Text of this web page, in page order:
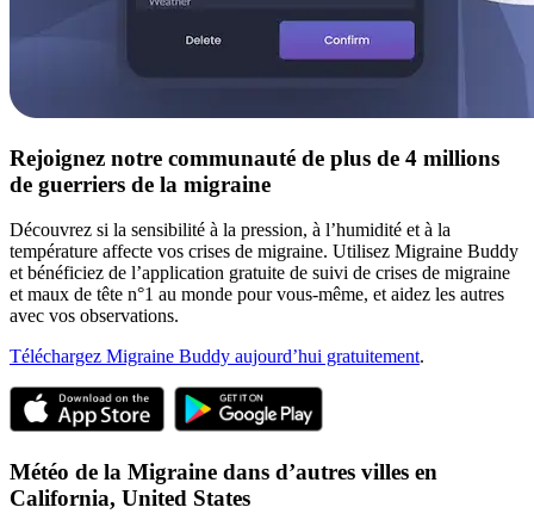
Rejoignez notre communauté de plus de 4 millions
de guerriers de la migraine
Découvrez si la sensibilité à la pression, à l’humidité et à la
température affecte vos crises de migraine. Utilisez Migraine Buddy
et bénéficiez de l’application gratuite de suivi de crises de migraine
et maux de tête n°1 au monde pour vous-même, et aidez les autres
avec vos observations.
Téléchargez Migraine Buddy aujourd’hui gratuitement.
Météo de la Migraine dans d’autres villes en
California, United States